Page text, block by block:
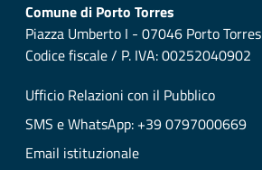
Comune di Porto Torres
Piazza Umberto I - 07046 Porto Torres
Codice fiscale / P. IVA: 00252040902
Ufficio Relazioni con il Pubblico
SMS e WhatsApp: +39 0797000669
Email istituzionale